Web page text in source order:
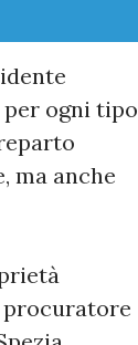
ogni tipo
ma anche
procuratore